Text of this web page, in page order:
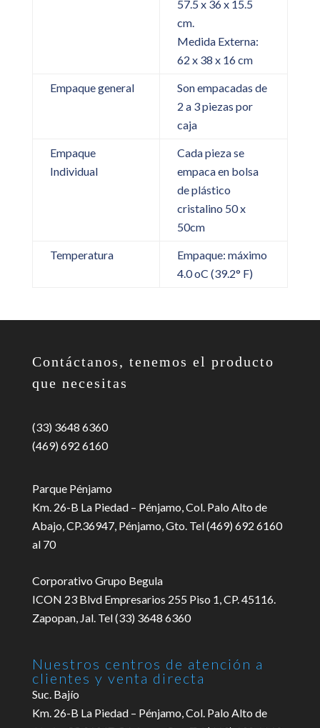
57.5 x 36 x 15.5
cm.
Medida Externa:
62 x 38 x 16 cm
Empaque general
Son empacadas de
2 a 3 piezas por
caja
Empaque
Individual
Cada pieza se
empaca en bolsa
de plástico
cristalino 50 x
50cm
Temperatura
Empaque: máximo
4.0 oC (39.2° F)
Contáctanos, tenemos el producto
que necesitas
(33) 3648 6360
(469) 692 6160
Parque Pénjamo
Km. 26-B La Piedad – Pénjamo, Col. Palo Alto de
Abajo, CP.36947, Pénjamo, Gto. Tel (469) 692 6160
al 70
Corporativo Grupo Begula
ICON 23 Blvd Empresarios 255 Piso 1, CP. 45116.
Zapopan, Jal. Tel (33) 3648 6360
Nuestros centros de atención a
clientes y venta directa
Suc. Bajío
Km. 26-B La Piedad – Pénjamo, Col. Palo Alto de